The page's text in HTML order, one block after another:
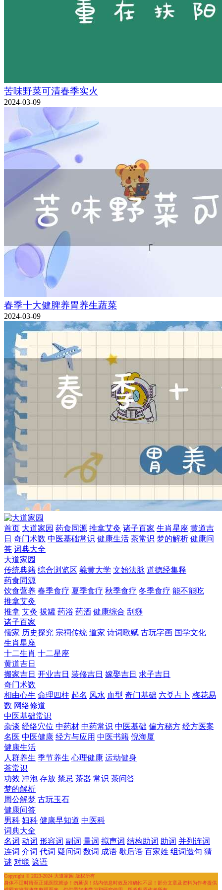
苦味野菜可清春季实火
2024-03-09
春季十大健脾养胃养生蔬菜
2024-03-09
首页 大道家园 药食同源 推拿艾灸 诸子百家 生肖星座 黄道吉
日 奇门术数 中医基础常识 健康生活 茶常识 梦的解析 健康问
答 词典大全
大道家园
传统典籍 综合浏览区 羲黄大学 文始法脉 道德经集释
药食同源
饮食营养 春季食疗 夏季食疗 秋季食疗 冬季食疗 能不能吃
推拿艾灸
推拿 艾灸 拔罐 药浴 药酒 健康综合 刮痧
诸子百家
儒家 历史探究 宗祠传统 道家 诗词歌赋 古玩字画 国学文化
生肖星座
十二生肖 十二星座
黄道吉日
搬家吉日 开业吉日 装修吉日 嫁娶吉日 求子吉日
奇门术数
相由心生 命理四柱 起名 风水 血型 奇门基础 六爻占卜 梅花易
数 网络修道
中医基础常识
杂谈 经络穴位 中药材 中药常识 中医基础 偏方秘方 经方医案
名医 中医健康 经方与应用 中医书籍 倪海厦
健康生活
人群养生 季节养生 心理健康 运动健身
茶常识
功效 冲泡 存放 禁忌 茶器 常识 茶问答
梦的解析
周公解梦 古玩玉石
健康问答
男科 妇科 健康早知道 中医科
词典大全
名词 动词 形容词 副词 量词 拟声词 结构助词 助词 并列连词
连词 介词 代词 疑问词 数词 成语 歇后语 百家姓 组词造句 猜
谜 对联 谚语
Copyright © 2023-2024 大道家园 版权所有
身体不适时请至正规医院就诊！勿延误！站内信息时效及准确性不足！部分文章及资料为作者提供